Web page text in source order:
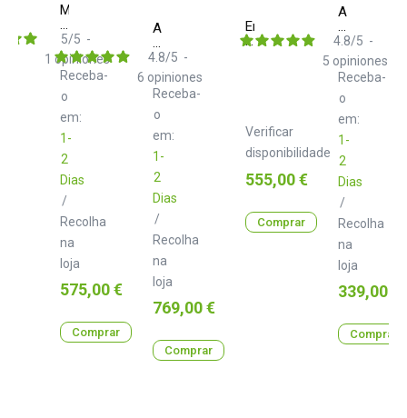
Moog
Mother
32
Receba-
o
em:
1-
2
Dias
/
Recolha
na
loja
5/5 -
1 opiniones
Preço
575,00 €
Comprar
Ashun
Sound
Machines
Hydrasynth
Desktop
Receba-
o
em:
1-
2
Dias
/
Recolha
na
loja
4.8/5 -
6 opiniones
Preço
769,00 €
Comprar
Erica
Synths
Verificar
disponibilidade
Preço
555,00 €
Comprar
Arturia
MicroFreak
Vocoder
Edition
Receba-
o
em:
1-
2
Dias
/
Recolha
na
loja
4.8/5 -
5 opiniones
Preço
339,00 €
Comprar